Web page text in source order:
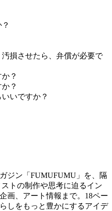
損させたら、弁償が必要で
？
？
いですか？
ジン「FUMUFUMU」を、隔
トの制作や思考に迫るイン
画、アート情報まで。18ペー
しをもっと豊かにするアイデ